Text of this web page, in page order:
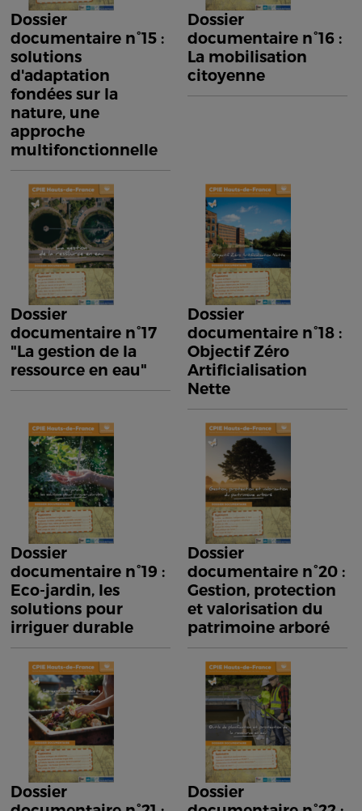
Dossier
documentaire n°15 :
solutions
d'adaptation
fondées sur la
nature, une
approche
multifonctionnelle
Dossier
documentaire n°16 :
La mobilisation
citoyenne
Dossier
documentaire n°17
"La gestion de la
ressource en eau"
Dossier
documentaire n°18 :
Objectif Zéro
Artificialisation
Nette
Dossier
documentaire n°19 :
Eco-jardin, les
solutions pour
irriguer durable
Dossier
documentaire n°20 :
Gestion, protection
et valorisation du
patrimoine arboré
Dossier
Dossier